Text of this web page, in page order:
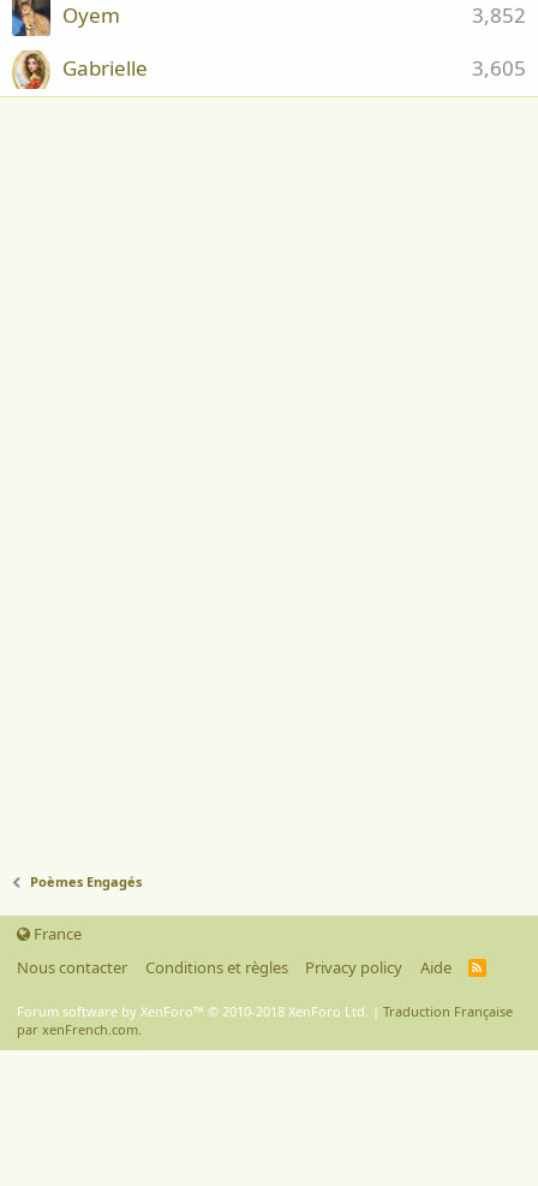
3,852
Oyem
3,605
Gabrielle
Poèmes Engagés
France
Nous contacter
Conditions et règles Privacy policy Aide
R
Forum software by XenForo™ © 2010-2018 XenForo Ltd. | Traduction Française
par xenFrench.com.